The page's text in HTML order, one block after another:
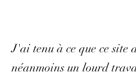
J'ai tenu à ce que ce
néanmoins un lourd